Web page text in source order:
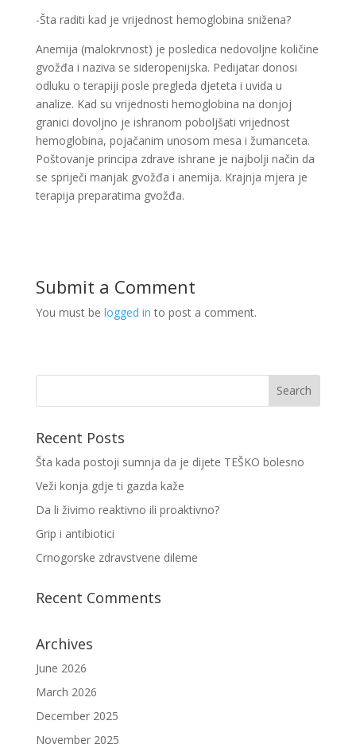
-Šta raditi kad je vrijednost hemoglobina snižena?
Anemija (malokrvnost) je posledica nedovoljne količine
gvožđa i naziva se sideropenijska. Pedijatar donosi
odluku o terapiji posle pregleda djeteta i uvida u
analize. Kad su vrijednosti hemoglobina na donjoj
granici dovoljno je ishranom poboljšati vrijednost
hemoglobina, pojačanim unosom mesa i žumanceta.
Poštovanje principa zdrave ishrane je najbolji način da
se spriječi manjak gvožđa i anemija. Krajnja mjera je
terapija preparatima gvožđa.
Submit a Comment
You must be logged in to post a comment.
Recent Posts
Šta kada postoji sumnja da je dijete TEŠKO bolesno
Veži konja gdje ti gazda kaže
Da li živimo reaktivno ili proaktivno?
Grip i antibiotici
Crnogorske zdravstvene dileme
Recent Comments
Archives
June 2026
March 2026
December 2025
November 2025